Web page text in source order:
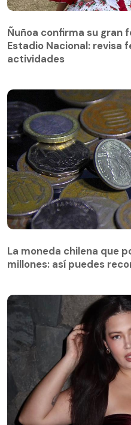
Ñuñoa confirma su gran
Estadio Nacional: revisa
actividades
La moneda chilena que
millones: así puedes